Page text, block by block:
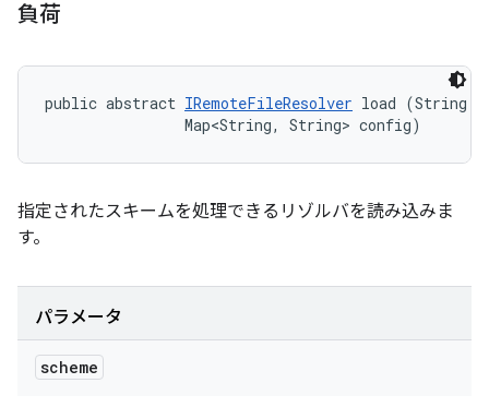
負荷
public abstract IRemoteFileResolver load (String
                Map<String, String> config)
指定されたスキームを処理できるリゾルバを読み込みま
す。
パラメータ
scheme